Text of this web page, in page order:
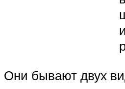
Они бывают двух